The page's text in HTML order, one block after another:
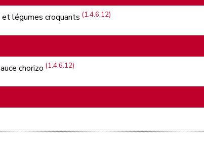
légumes croquants (1.4.6.12)
chorizo (1.4.6.12)